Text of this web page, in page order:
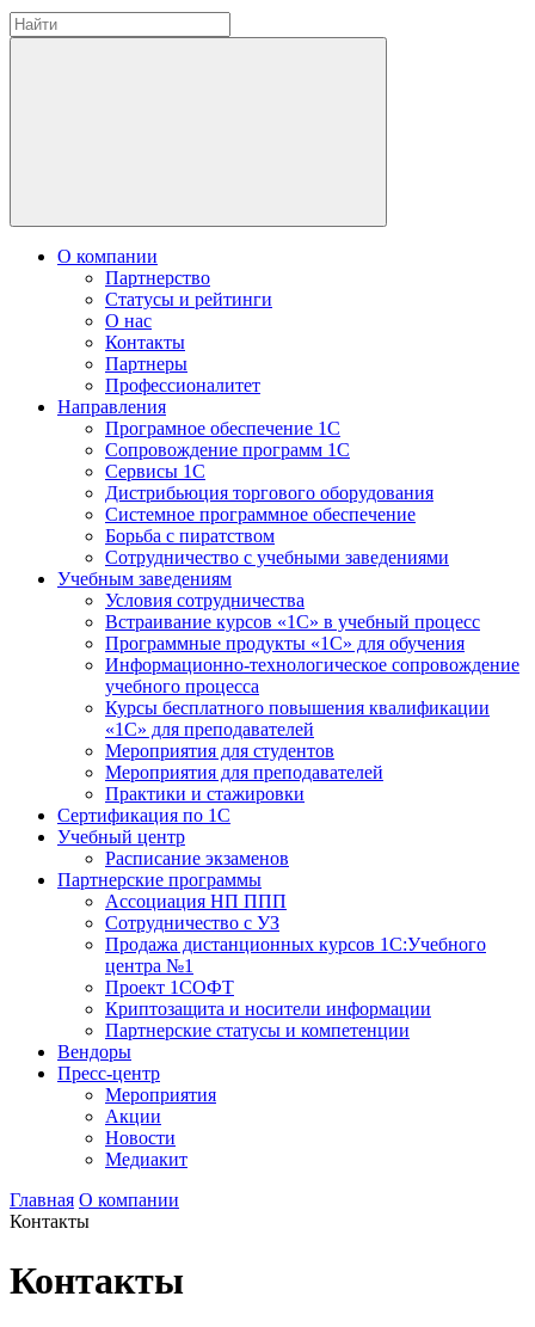
О компании
Партнерство
Статусы и рейтинги
О нас
Контакты
Партнеры
Профессионалитет
Направления
Програмное обеспечение 1С
Сопровождение программ 1С
Сервисы 1С
Дистрибьюция торгового оборудования
Системное программное обеспечение
Борьба с пиратством
Сотрудничество с учебными заведениями
Учебным заведениям
Условия сотрудничества
Встраивание курсов «1С» в учебный процесс
Программные продукты «1С» для обучения
Информационно-технологическое сопровождение
учебного процесса
Курсы бесплатного повышения квалификации
«1С» для преподавателей
Мероприятия для студентов
Мероприятия для преподавателей
Практики и стажировки
Сертификация по 1С
Учебный центр
Расписание экзаменов
Партнерские программы
Ассоциация НП ППП
Сотрудничество с УЗ
Продажа дистанционных курсов 1С:Учебного
центра №1
Проект 1СОФТ
Криптозащита и носители информации
Партнерские статусы и компетенции
Вендоры
Пресс-центр
Мероприятия
Акции
Новости
Медиакит
Главная О компании
Контакты
Контакты